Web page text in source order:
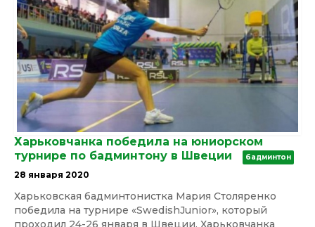
Харьковчанка победила на юниорском
турнире по бадминтону в Швеции
бадминтон
28 января 2020
Харьковская бадминтонистка Мария Столяренко
победила на турнире «SwedishJunior», который
проходил 24-26 января в Швеции. Харьковчанка